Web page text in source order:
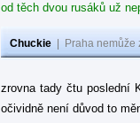
od těch dvou rusáků už
Chuckie Praha nemůže
zrovna tady čtu poslední
očividně není důvod to